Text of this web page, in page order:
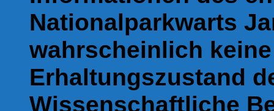
Nationalparkwarts
wahrscheinlich
Erhaltungszustand
Wissenschaftliche